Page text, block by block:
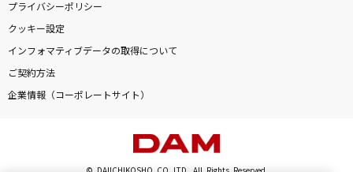
プライバシーポリシー
クッキー設定
インフォマティブデータの取得について
ご契約方法
企業情報（コーポレートサイト）
© DAIICHIKOSHO CO.,LTD. All Rights Reserved.